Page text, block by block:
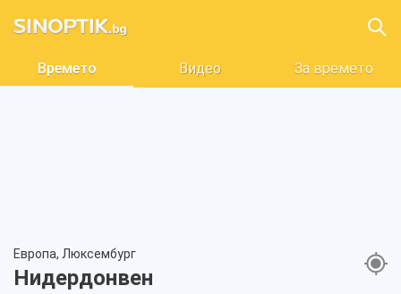
Времето Видео За времето
Европа, Люксембург
Нидердонвен